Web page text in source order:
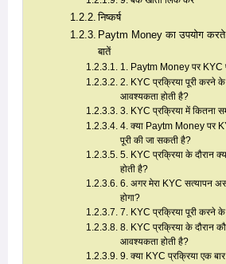
निष्कर्ष
Paytm Money का उपयोग करते
बातें
1. Paytm Money पर KYC
2. KYC प्रक्रिया पूरी करने
आवश्यकता होती है?
3. KYC प्रक्रिया में कितना
4. क्या Paytm Money पर
पूरी की जा सकती है?
5. KYC प्रक्रिया के दौरान
होती है?
6. अगर मेरा KYC सत्यापन
होगा?
7. KYC प्रक्रिया पूरी करने के
8. KYC प्रक्रिया के दौरान
आवश्यकता होती है?
9. क्या KYC प्रक्रिया एक बार